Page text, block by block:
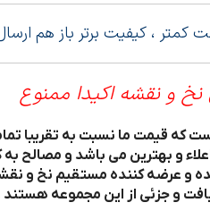
کمتر ، کیفیت برتر باز هم
و نقشه اکیدا ممنوع
و بهترین می باشد و مصالح به
و عرضه کننده مستقیم نخ و
و جزئی از این مجموعه هستند